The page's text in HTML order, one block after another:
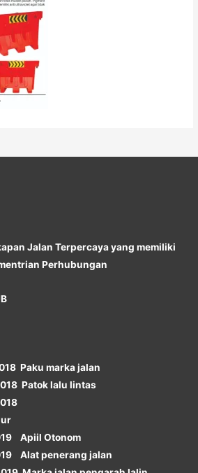
Jalan Terpercaya yang memiliki
Perhubungan
Paku marka jalan
Patok lalu lintas
Apiil Otonom
Alat penerang jalan